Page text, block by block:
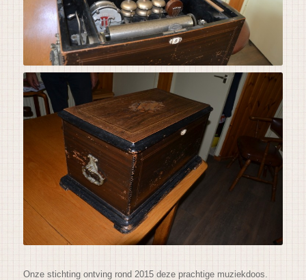
Onze stichting ontving rond 2015 deze prachtige muziekdoos.